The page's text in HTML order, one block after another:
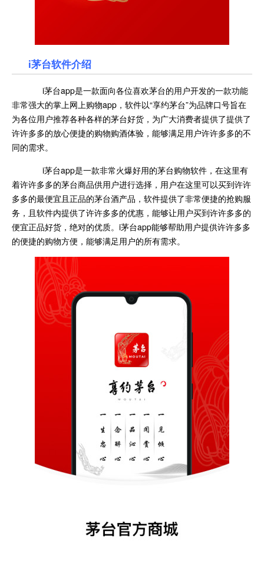
i茅台软件介绍
i茅台app是一款面向各位喜欢茅台的用户开发的一款功能
非常强大的掌上网上购物app，软件以“享约茅台”为品牌口号旨在
为各位用户推荐各种各样的茅台好货，为广大消费者提供了提供了
许许多多的放心便捷的购物购酒体验，能够满足用户许许多多的不
同的需求。
i茅台app是一款非常火爆好用的茅台购物软件，在这里有
着许许多多的茅台商品供用户进行选择，用户在这里可以买到许许
多多的最便宜且正品的茅台酒产品，软件提供了非常便捷的抢购服
务，且软件内提供了许许多多的优惠，能够让用户买到许许多多的
便宜正品好货，绝对的优质。i茅台app能够帮助用户提供许许多多
的便捷的购物方便，能够满足用户的所有需求。